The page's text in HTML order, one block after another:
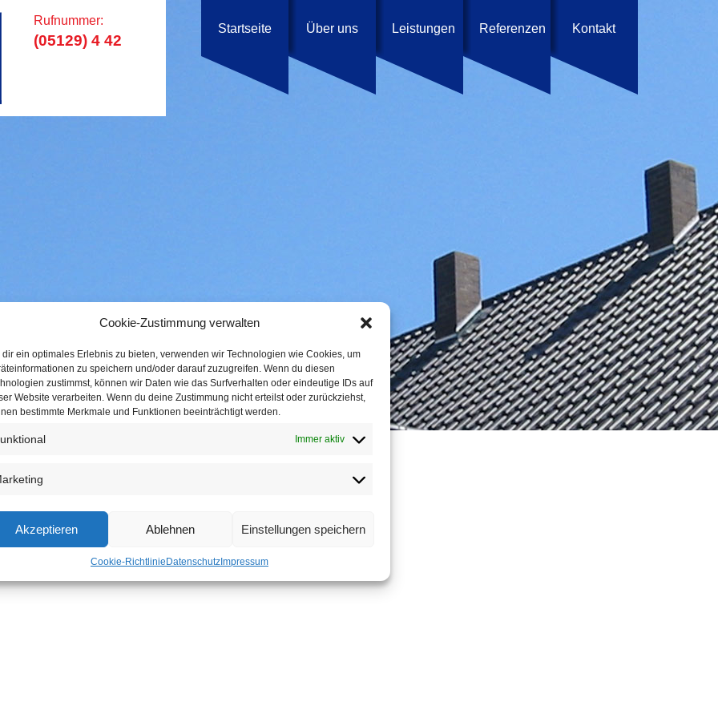
Cookie-Zustimmung verwalten
dir ein optimales Erlebnis zu bieten, verwenden wir Technologien wie Cookies, um
zu speichern und/oder darauf zuzugreifen. Wenn du diesen
zustimmst, können wir Daten wie das Surfverhalten oder eindeutige IDs auf
Website verarbeiten. Wenn du deine Zustimmung nicht erteilst oder zurückziehst,
bestimmte Merkmale und Funktionen beeinträchtigt werden.
Immer aktiv
Akzeptieren Ablehnen Einstellungen speichern
Cookie-Richtlinie DatenschutzImpressum
Rufnummer:
(05129) 4 42
Startseite Über uns Leistungen Referenzen Kontakt